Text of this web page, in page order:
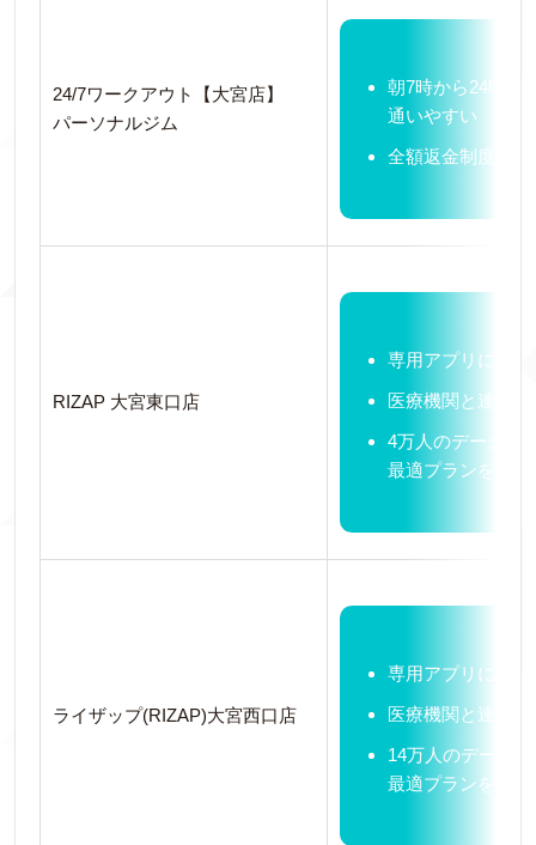
24/7ワークアウト【大宮店】
パーソナルジム
朝7時から24時ま
通いやすい
全額返金制度あり
RIZAP 大宮東口店
専用アプリによ
医療機関と連携
4万人のデータを
最適プランを提案
ライザップ(RIZAP)大宮西口店
専用アプリによ
医療機関と連携
14万人のデータ
最適プランを提案